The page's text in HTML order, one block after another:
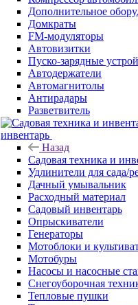
Дополнительное
Домкраты
FM-модуляторы
Автовизитки
Пуско-зарядные
Автодержатели
Автомагнитолы
Антирадары
Разветвитель
инвентарь
Назад
Садовая техника и
Удлинители для сада/
Дачный умывальник
Расходный материал
Садовый инвентарь
Опрыскиватели
Генераторы
Мотоблоки и
Мотобуры
Насосы и насосные
Снегоуборочная
Тепловые пушки